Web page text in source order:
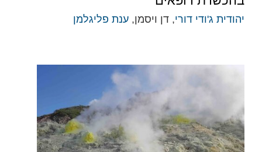
יהודית ג'ודי דורי, דן ויסמן, ענת פליגלמן